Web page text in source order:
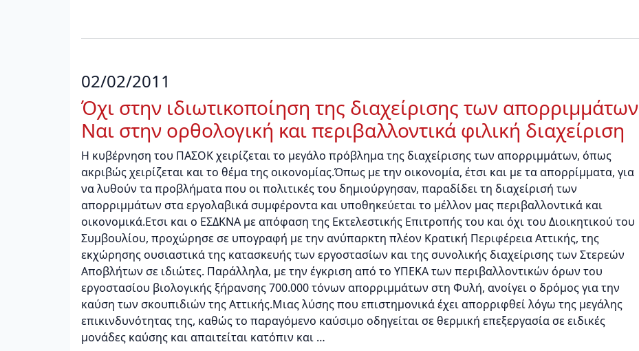
02/02/2011
Όχι στην ιδιωτικοποίηση της διαχείρισης των απορριμμάτων
Ναι στην ορθολογική και περιβαλλοντικά φιλική διαχείριση
Η κυβέρνηση του ΠΑΣΟΚ χειρίζεται το μεγάλο πρόβλημα της διαχείρισης των απορριμμάτων, όπως
ακριβώς χειρίζεται και το θέμα της οικονομίας.Όπως με την οικονομία, έτσι και με τα απορρίμματα, για
να λυθούν τα προβλήματα που οι πολιτικές του δημιούργησαν, παραδίδει τη διαχείρισή των
απορριμμάτων στα εργολαβικά συμφέροντα και υποθηκεύεται το μέλλον μας περιβαλλοντικά και
οικονομικά.Ετσι και ο ΕΣΔΚΝΑ με απόφαση της Εκτελεστικής Επιτροπής του και όχι του Διοικητικού του
Συμβουλίου, προχώρησε σε υπογραφή με την ανύπαρκτη πλέον Κρατική Περιφέρεια Αττικής, της
εκχώρησης ουσιαστικά της κατασκευής των εργοστασίων και της συνολικής διαχείρισης των Στερεών
Αποβλήτων σε ιδιώτες. Παράλληλα, με την έγκριση από το ΥΠΕΚΑ των περιβαλλοντικών όρων του
εργοστασίου βιολογικής ξήρανσης 700.000 τόνων απορριμμάτων στη Φυλή, ανοίγει ο δρόμος για την
καύση των σκουπιδιών της Αττικής.Μιας λύσης που επιστημονικά έχει απορριφθεί λόγω της μεγάλης
επικινδυνότητας της, καθώς το παραγόμενο καύσιμο οδηγείται σε θερμική επεξεργασία σε ειδικές
μονάδες καύσης και απαιτείται κατόπιν και …